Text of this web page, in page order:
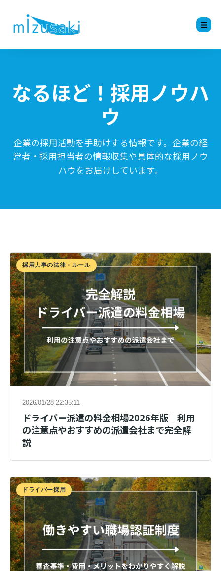
なるほど！採用ノウハ
ウ
企業の採用活動を手助けする情報です。企業の経
営者・採用担当者の情報収集や具体的な採用ノウ
ハウをお届けしています。
採用人事の法律・ルール
2026/01/28 22:35:11
ドライバー派遣の料金相場2026年版｜利用
の注意点やおすすめの派遣会社まで完全解
説
ドライバー採用